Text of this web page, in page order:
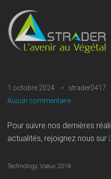
1 octobre 2024
strader0417
Aucun commentaire
Pour suivre nos dernières
actualités, rejoignez nous sur
Technology, Vœux 2018